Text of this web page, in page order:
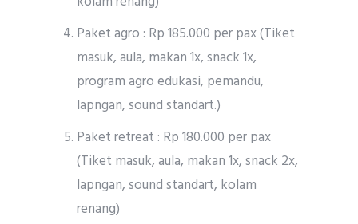
Paket agro : Rp 185.000 per pax (Tiket
masuk, aula, makan 1x, snack 1x,
program agro edukasi, pemandu,
lapngan, sound standart.)
Paket retreat : Rp 180.000 per pax
(Tiket masuk, aula, makan 1x, snack 2x,
lapngan, sound standart, kolam
renang)